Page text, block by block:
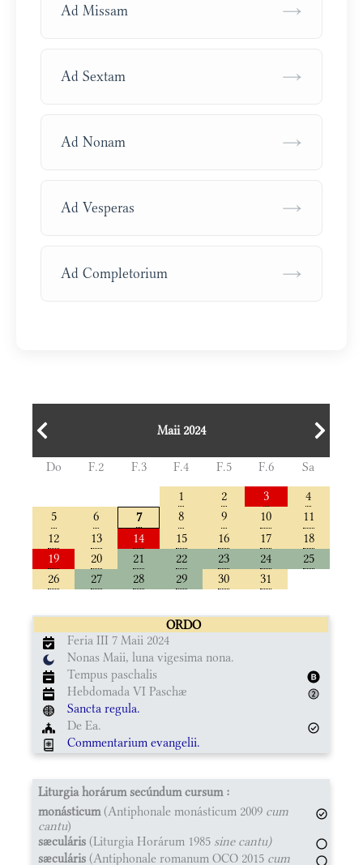
Ad Missam →
Ad Sextam →
Ad Nonam →
Ad Vesperas →
Ad Completorium →
Maii 2024
Do F.2 F.3 F.4 F.5 F.6
Sa
1
2 3
4
5
6 7 8 9 10
11
12
13 14 15 16 17
18
19
20 21 22 23 24
25
26
27 28 29 30 31
ORDO
Feria III 7 Maii 2024
Nonas Maii, luna vigesima nona.
Tempus paschalis
Hebdomada VI Paschæ
Sancta regula.
De Ea.
Commentarium evangelii.
Liturgia horárum secúndum cursum :
monásticum(Antiphonale monásticum 2009 cum
cantu)
sæculáris (Liturgia Horárum 1985 sine cantu)
sæculáris (Antiphonale romanum OCO 2015 cum